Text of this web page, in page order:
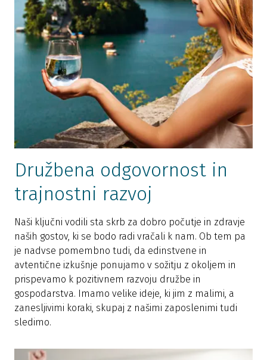
Družbena odgovornost in
trajnostni razvoj
Naši ključni vodili sta skrb za dobro počutje in zdravje
naših gostov, ki se bodo radi vračali k nam. Ob tem pa
je nadvse pomembno tudi, da edinstvene in
avtentične izkušnje ponujamo v sožitju z okoljem in
prispevamo k pozitivnem razvoju družbe in
gospodarstva. Imamo velike ideje, ki jim z malimi, a
zanesljivimi koraki, skupaj z našimi zaposlenimi tudi
sledimo.